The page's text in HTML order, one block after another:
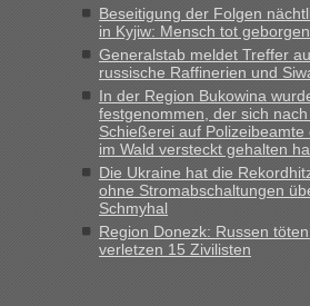
Beseitigung der Folgen
in Kyjiw: Mensch tot geborgen
Generalstab meldet Treffer
russische Raffinerien und
In der Region Bukowina
festgenommen, der sich
Schießerei auf Polizeibeamte
im Wald versteckt gehalten
Die Ukraine hat die
ohne Stromabschaltungen
Schmyhal
Region Donezk: Russen
verletzen 15 Zivilisten